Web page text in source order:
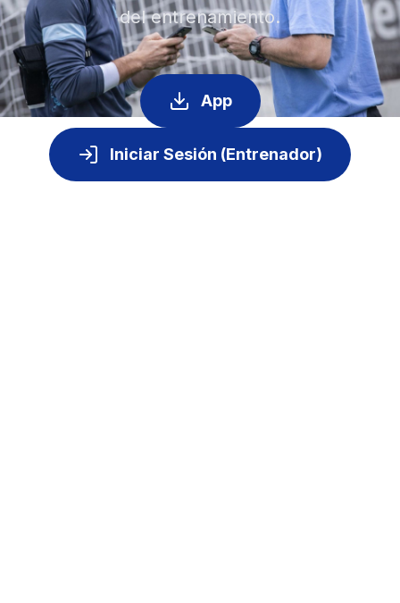
del entrenamiento.
App
Iniciar Sesión (Entrenador)